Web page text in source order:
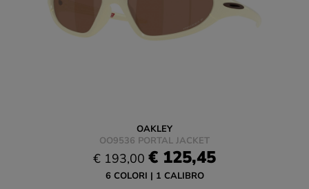
OAKLEY
OO9536 PORTAL JACKET
€ 193,00 € 125,45
6 COLORI 1 CALIBRO